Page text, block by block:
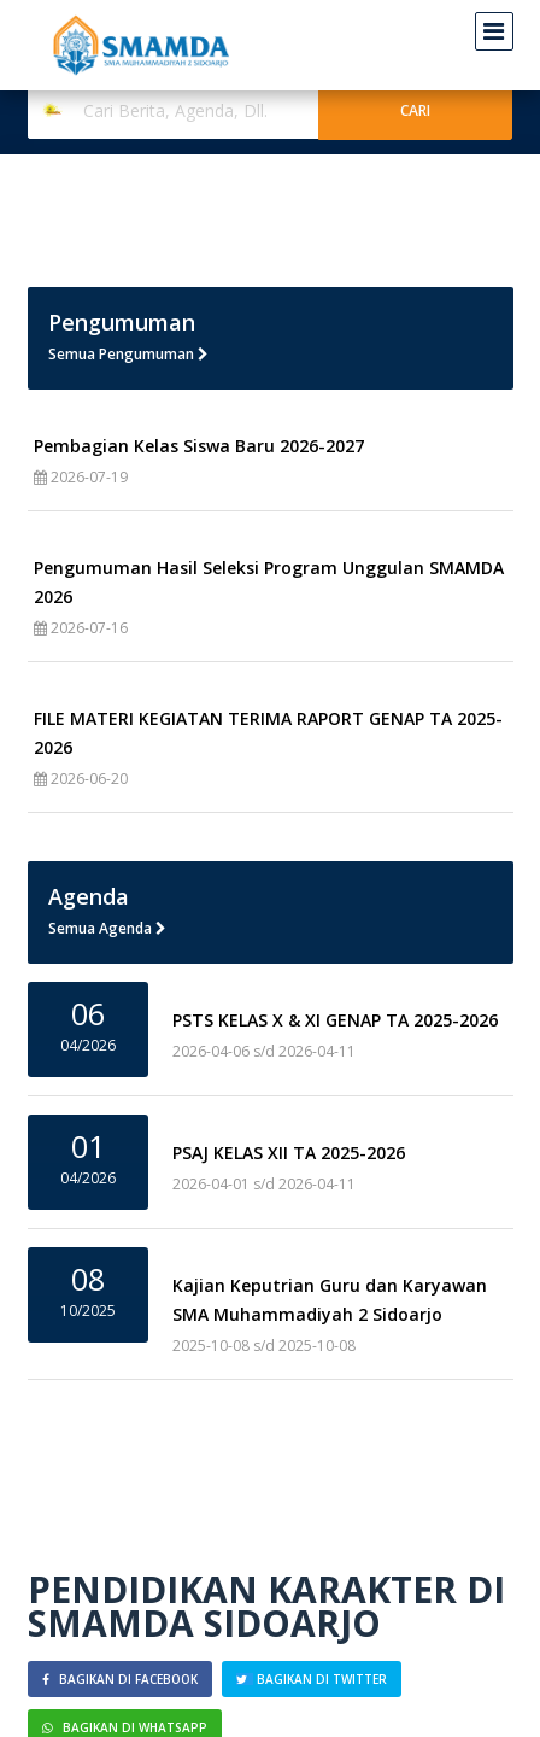
Pengumuman
Semua Pengumuman
Pembagian Kelas Siswa Baru 2026-2027
2026-07-19
Pengumuman Hasil Seleksi Program Unggulan SMAMDA
2026
2026-07-16
FILE MATERI KEGIATAN TERIMA RAPORT GENAP TA 2025-
2026
2026-06-20
Agenda
Semua Agenda
06
04/2026
PSTS KELAS X & XI GENAP TA 2025-2026
2026-04-06 s/d 2026-04-11
01
04/2026
PSAJ KELAS XII TA 2025-2026
2026-04-01 s/d 2026-04-11
08
10/2025
Kajian Keputrian Guru dan Karyawan
SMA Muhammadiyah 2 Sidoarjo
2025-10-08 s/d 2025-10-08
PENDIDIKAN KARAKTER DI
SMAMDA SIDOARJO
BAGIKAN DI FACEBOOK BAGIKAN DI TWITTER
BAGIKAN DI WHATSAPP